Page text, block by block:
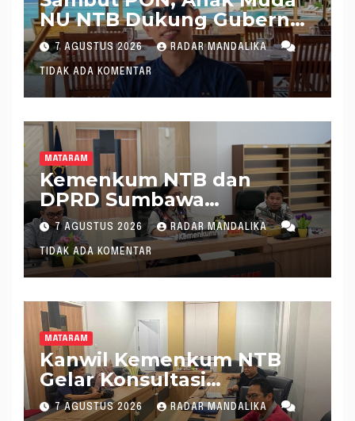
NU NTB Dukung Gubernur
Pimpin KONI NTB
7 AGUSTUS 2026 RADAR MANDALIKA
TIDAK ADA KOMENTAR
MATARAM
Kemenkum NTB dan
DPRD Sumbawa
Mantapkan Rencana
Pembentukan 8 Raperda
Inisiatif
7 AGUSTUS 2026 RADAR MANDALIKA
TIDAK ADA KOMENTAR
MATARAM
Kanwil Kemenkum NTB
Gelar Konsultasi
Penghitungan Kebutuhan
7 AGUSTUS 2026 RADAR MANDALIKA